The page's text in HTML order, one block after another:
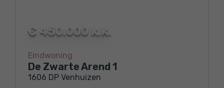
€ 450.000 k.k.
Eindwoning
De Zwarte Arend 1
1606 DP Venhuizen